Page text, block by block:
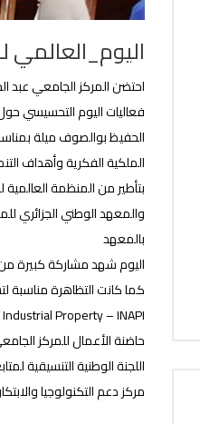
اليوم_العالمي
احتضن المركز الجامعي عبد
فعاليات اليوم التحسيسي حول
الحفيظ بوالصوف ميلة بمناسبة اليوم
الملكية الفكرية وأهداف
بتأطير من المنظمة
والمعهد الوطني الجزائري
بالمعهد
اليوم شهد مشاركة كبيرة من
كما كانت التظاهرة مناسبة
Property – INAPI
حاضنة الأعمال للمركز
اللجنة الوطنية التنسيقية
مركز دعم التكنولوجيا